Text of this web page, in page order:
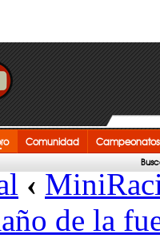
Comunidad Campeonatos
‹
de la